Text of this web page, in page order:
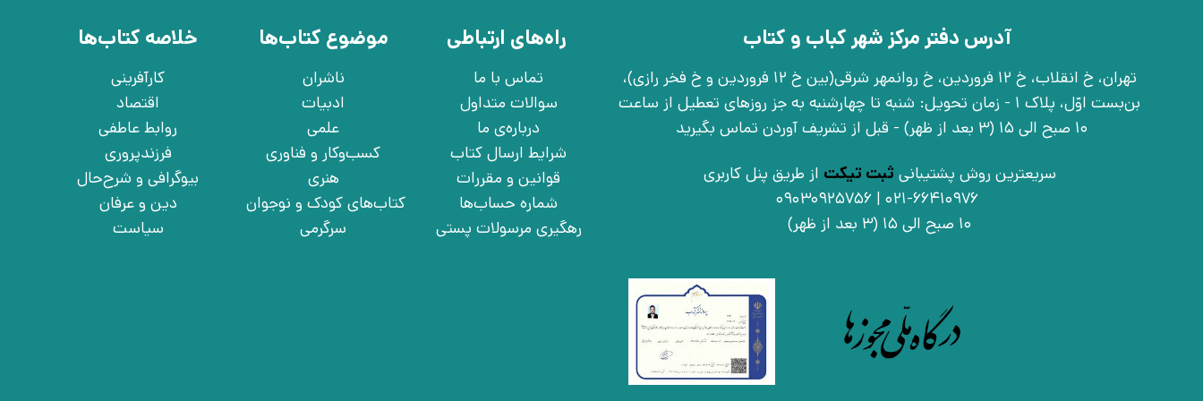
آدرس دفتر مرکز شهر کباب و کتاب
تهران، خ انقلاب، خ 12 فروردین، خ روانمهر شرقی(بین خ 12 فروردین و خ فخر رازی)،
بن‌بست اوّل، پلاک 1 - زمان تحویل: شنبه تا چهارشنبه به جز روزهای تعطیل از ساعت
10 صبح الی 15 (3 بعد از ظهر) - قبل از تشریف آوردن تماس بگیرید
سریعترین روش پشتیبانی ثبت تیکت از طریق پنل کاربری
10 صبح الی 15 (3 بعد از ظهر)
راه‌های ارتباطی
تماس با ما
سوالات متداول
درباره‌ی ما
شرایط ارسال کتاب
قوانین و مقررات
شماره حساب‌ها
رهگیری مرسولات پستی
موضوع کتاب‌ها
ناشران
ادبیات
علمی
کسب‌وکار و فناوری
هنری
کتاب‌های کودک و نوجوان
سرگرمی
خلاصه کتاب‌ها
کارآفرینی
اقتصاد
روابط عاطفی
فرزندپروری
بیوگرافی و شرح‌حال
دین و عرفان
سیاست